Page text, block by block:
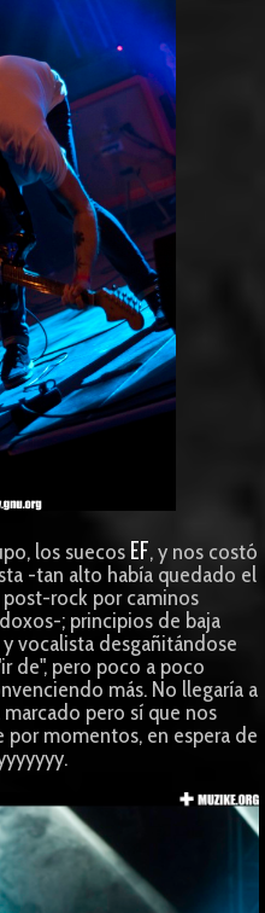
los suecos EF, y nos costó
-tan alto había quedado el
rock por caminos
; principios de baja
vocalista desgañitándose
de", pero poco a poco
más. No llegaría a
pero sí que nos
momentos, en espera de